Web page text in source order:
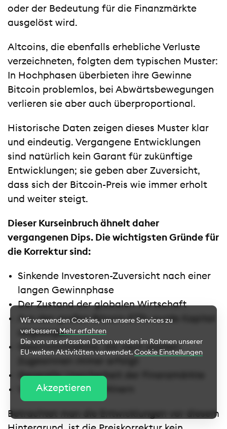
oder der Bedeutung für die Finanzmärkte
ausgelöst wird.
Altcoins, die ebenfalls erhebliche Verluste
verzeichneten, folgten dem typischen Muster:
In Hochphasen überbieten ihre Gewinne
Bitcoin problemlos, bei Abwärtsbewegungen
verlieren sie aber auch überproportional.
Historische Daten zeigen dieses Muster klar
und eindeutig. Vergangene Entwicklungen
sind natürlich kein Garant für zukünftige
Entwicklungen; sie geben aber Zuversicht,
dass sich der Bitcoin-Preis wie immer erholt
und weiter steigt.
Dieser Kurseinbruch ähnelt daher
vergangenen Dips. Die wichtigsten Gründe für
die Korrektur sind:
Sinkende Investoren-Zuversicht nach einer
langen Gewinnphase
Der Zustand der globalen Wirtschaft
Aus den großen Bitcoin-ETFs wurde Kapital
abgezogen
Gewinnmitnahme, die nach starken
Generelle Unsicherheit der Finanzmärkte
Verkaufsdruck bei Minern
Betrachtet man die Entwicklungen vor diesem
Wir verwenden Cookies, um unsere Services zu
verbessern. Mehr erfahren
Die von uns erfassten Daten werden im Rahmen unserer
EU-weiten Aktivitäten verwendet. Cookie Einstellungen
Cookie Einstellungen
Akzeptieren